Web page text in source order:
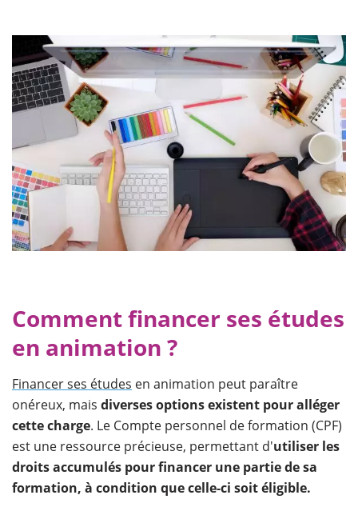
Comment financer ses études
en animation ?
Financer ses études en animation peut paraître
onéreux, mais diverses options existent pour alléger
cette charge. Le Compte personnel de formation (CPF)
est une ressource précieuse, permettant d'utiliser les
droits accumulés pour financer une partie de sa
formation, à condition que celle-ci soit éligible.